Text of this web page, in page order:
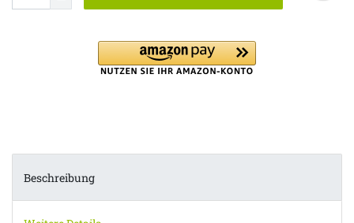
Beschreibung